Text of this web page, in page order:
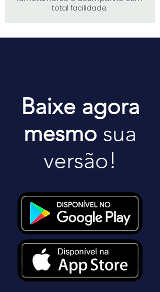
total facilidade.
Baixe agora
mesmo sua
versão!